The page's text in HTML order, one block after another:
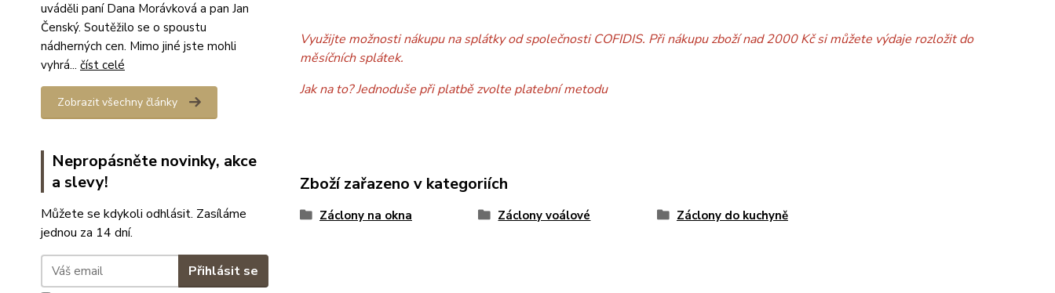
uváděli paní Dana Morávková a pan Jan
Čenský. Soutěžilo se o spoustu
nádherných cen. Mimo jiné jste mohli
vyhrá... číst celé
Zobrazit všechny články
Nepropásněte novinky, akce
a slevy!
Můžete se kdykoli odhlásit. Zasíláme
jednou za 14 dní.
Přihlásit se
Využijte možnosti nákupu na splátky od společnosti COFIDIS. Při nákupu zboží nad 2000 Kč si můžete výdaje rozložit do
měsíčních splátek.
Jak na to? Jednoduše při platbě zvolte platební metodu
Zboží zařazeno v kategoriích
Záclony na okna Záclony voálové Záclony do kuchyně